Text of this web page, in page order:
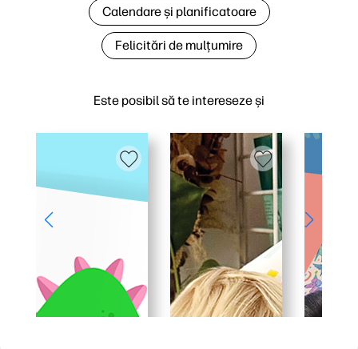
Este posibil să te intereseze și
Calendare și planificatoare
Felicitări de mulțumire